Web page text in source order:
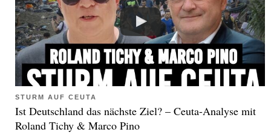
STURM AUF CEUTA
Ist Deutschland das nächste Ziel? – Ceuta-Analyse mit
Roland Tichy & Marco Pino